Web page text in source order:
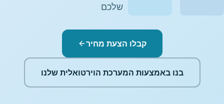
שלכם
קבלו הצעת מחיר
בנו באמצעות המערכת הוירטואלית שלנו